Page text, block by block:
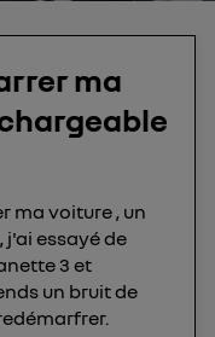
ma
ma voiture , un
essayé de
3 et
un bruit de
et une référence
connexion
se verront
En général :
sera basée
ayant consentis.
sera basée
du mobile.
retirer ce